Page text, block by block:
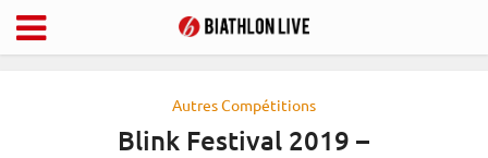
Autres Compétitions
Blink Festival 2019 –